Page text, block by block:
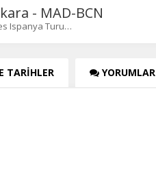
- MAD-BCN
Ispanya Turu…
TARİHLER YORUMLAR